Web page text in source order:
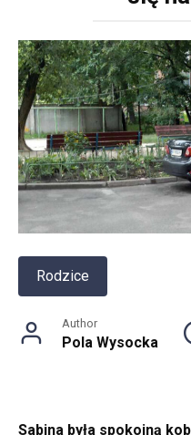
Rodzice
Author
Pola Wysocka
Sabina była spokojną